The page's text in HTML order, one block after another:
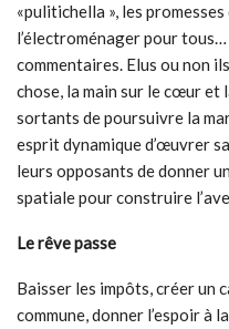
«pulitichella », les
l’électroménager pour
commentaires. Elus ou non
chose, la main sur le cœur et
sortants de poursuivre la
esprit dynamique d’œuvrer
leurs opposants de donner
spatiale pour construire
Le rêve passe
Baisser les impôts, créer un
commune, donner l’espoir à